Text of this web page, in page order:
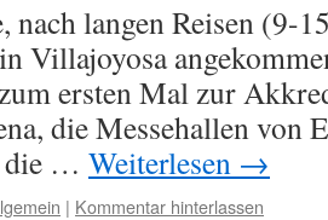
nach langen Reisen (9-
Villajoyosa
ersten Mal zur
die Messehallen von
die … Weiterlesen →
| Kommentar hinterlassen